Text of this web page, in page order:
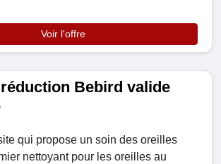
Voir l'offre
Bebird valide
qui propose un soin des oreilles
nettoyant pour les oreilles au